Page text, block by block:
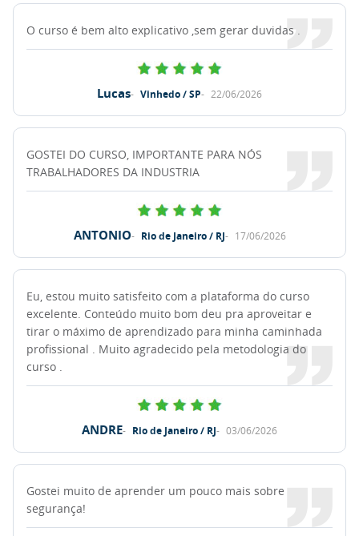
O curso é bem alto explicativo ,sem gerar duvidas .
Lucas Vinhedo / SP 22/06/2026
GOSTEI DO CURSO, IMPORTANTE PARA NÓS
TRABALHADORES DA INDUSTRIA
ANTONIO Rio de Janeiro / RJ 17/06/2026
Eu, estou muito satisfeito com a plataforma do curso
excelente. Conteúdo muito bom deu pra aproveitar e
tirar o máximo de aprendizado para minha caminhada
profissional . Muito agradecido pela metodologia do
curso .
ANDRE Rio de Janeiro / RJ 03/06/2026
Gostei muito de aprender um pouco mais sobre
segurança!